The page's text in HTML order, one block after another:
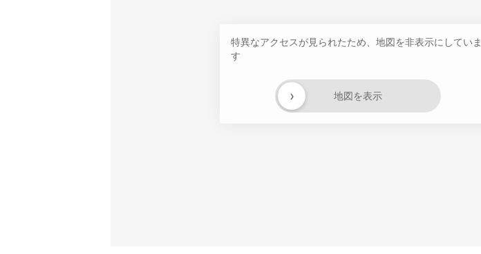
特異なアクセスが見られたため、地図を非表示にしていま
す
地図を表示
›